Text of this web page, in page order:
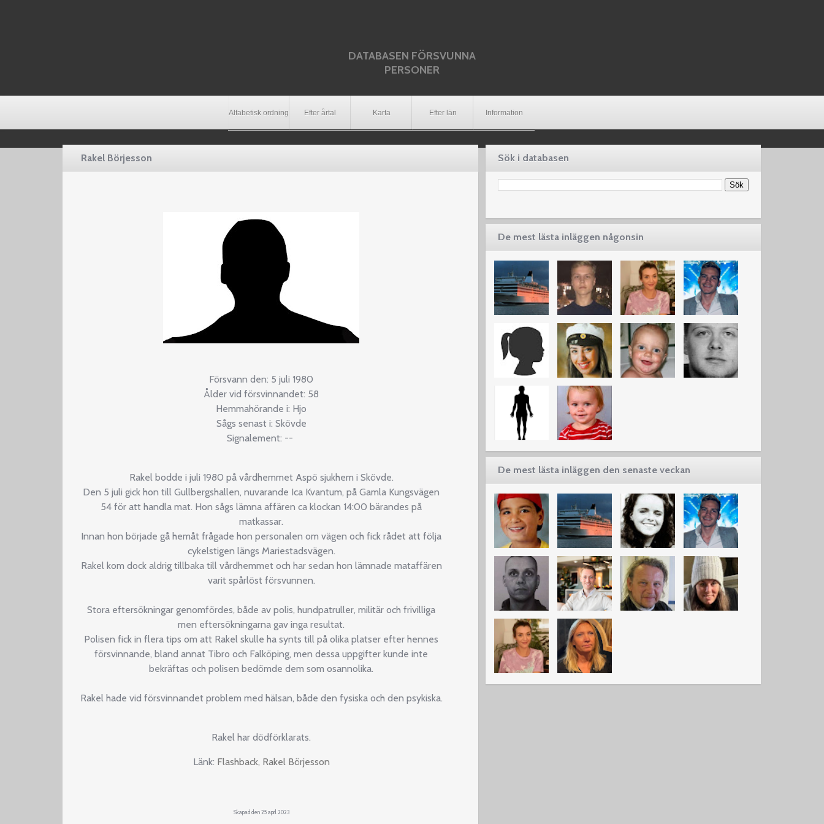
DATABASEN FÖRSVUNNA
PERSONER
Alfabetisk ordning Efter årtal Karta Efter län Information
Rakel Börjesson
Försvann den: 5 juli 1980
Ålder vid försvinnandet: 58
Hemmahörande i: Hjo
Sågs senast i: Skövde
Signalement: --
Rakel bodde i juli 1980 på vårdhemmet Aspö sjukhem i Skövde.
Den 5 juli gick hon till Gullbergshallen, nuvarande Ica Kvantum, på Gamla Kungsvägen
54 för att handla mat. Hon sågs lämna affären ca klockan 14:00 bärandes på
matkassar.
Innan hon började gå hemåt frågade hon personalen om vägen och fick rådet att följa
cykelstigen längs Mariestadsvägen.
Rakel kom dock aldrig tillbaka till vårdhemmet och har sedan hon lämnade mataffären
varit spårlöst försvunnen.
Stora eftersökningar genomfördes, både av polis, hundpatruller, militär och frivilliga
men eftersökningarna gav inga resultat.
Polisen fick in flera tips om att Rakel skulle ha synts till på olika platser efter hennes
försvinnande, bland annat Tibro och Falköping, men dessa uppgifter kunde inte
bekräftas och polisen bedömde dem som osannolika.
Rakel hade vid försvinnandet problem med hälsan, både den fysiska och den psykiska.
Rakel har dödförklarats.
Länk: Flashback, Rakel Börjesson
Skapad den 25 april 2023
Sök i databasen
De mest lästa inläggen någonsin
De mest lästa inläggen den senaste veckan